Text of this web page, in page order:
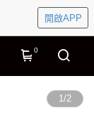
開啟APP
0
1/2